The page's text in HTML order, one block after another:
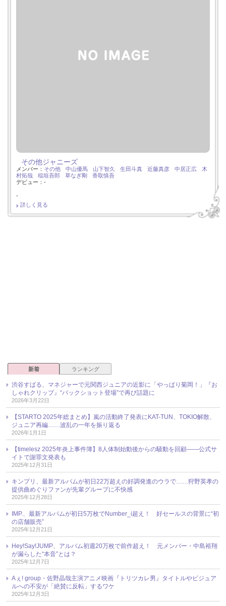
その他ジャニーズ
メンバー： その他 中山優馬 山下智久 生田斗真 近藤真彦 中居正広
木
村拓哉
稲垣吾郎 草なぎ剛
香取慎吾
デビュー：-
-
詳しく見る
新着 ランキング
渋谷すばる、マネジャーで元関西ジュニアの近影に「やっぱり菊岡！」『お
しゃれクリップ』“バックショット登場”で再び話題に
2026年3月22日
【STARTO 2025年総まとめ】嵐の活動終了発表にKAT-TUN、TOKIO解散、
ジュニア再編……波乱の一年を振り返る
2026年1月1日
【timelesz 2025年炎上事件簿】8人体制始動後からの騒動を回顧――公式サ
イトで謝罪文発表も
2025年12月31日
キンプリ、最新アルバムが初日22万超えの好調発進のウラで……狩野英孝の
提供曲めぐりファンが先輩グループに不快感
2025年12月28日
IMP.、最新アルバムが初日5万枚でNumber_i超え！ 好セールスの背景に“初
の店舗販売”
2025年12月21日
Hey!Say!JUMP、アルバム初週20万枚で前作超え！ 元メンバー・中島裕翔
が漏らした“本音”とは？
2025年12月7日
Aぇ! group・佐野晶哉主演アニメ映画『トリツカレ男』タイトルやビジュア
ルへの不安が「絶賛に反転」するワケ
2025年12月3日